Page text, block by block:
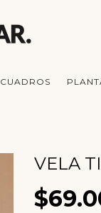
CUADROS
VELA